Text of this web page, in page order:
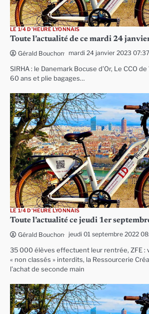
LE 1/4 D'HEURE LYONNAIS
Toute l’actualité de ce mardi 24
Gérald Bouchon mardi 24 janvier 2023 07:37
SIRHA : le Danemark Bocuse d’Or, Le CCO
60 ans et plie bagages…
LE 1/4 D'HEURE LYONNAIS
Toute l’actualité ce jeudi 1er
Gérald Bouchon jeudi 01 septembre 2022
35 000 élèves effectuent leur rentrée, ZFE :
« non classés » interdits, la Ressourcerie
l’achat de seconde main